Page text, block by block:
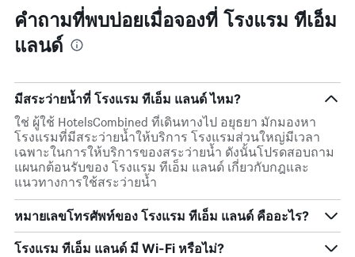
คำถามที่พบบ่อยเมื่อจองที่ โรงแรม ทีเอ็ม
แลนด์
มีสระว่ายน้ำที่ โรงแรม ทีเอ็ม แลนด์ ไหม?
ใช่ ผู้ใช้ HotelsCombined ที่เดินทางไป อยุธยา มักมองหา
โรงแรมที่มีสระว่ายน้ำให้บริการ โรงแรมส่วนใหญ่มีเวลา
เฉพาะในการให้บริการของสระว่ายน้ำ ดังนั้นโปรดสอบถาม
แผนกต้อนรับของ โรงแรม ทีเอ็ม แลนด์ เกี่ยวกับกฎและ
แนวทางการใช้สระว่ายน้ำ
หมายเลขโทรศัพท์ของ โรงแรม ทีเอ็ม แลนด์ คืออะไร?
โรงแรม ทีเอ็ม แลนด์ มี Wi-Fi หรือไม่?